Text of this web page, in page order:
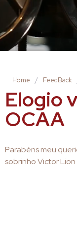
Home / FeedBack
Elogio
OCAA
Parabéns meu
sobrinho Victor Lion